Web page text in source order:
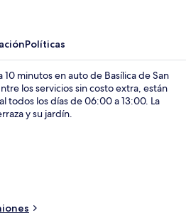
Políticas
minutos en auto de Basílica de San
los servicios sin costo extra, están
todos los días de 06:00 a 13:00. La
y su jardín.